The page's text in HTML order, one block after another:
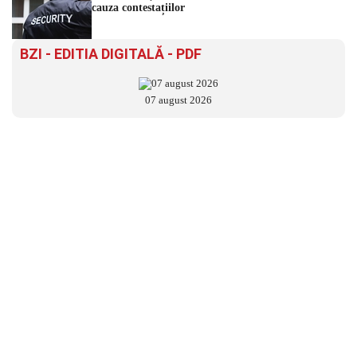
cauza contestațiilor
BZI - EDITIA DIGITALĂ - PDF
07 august 2026